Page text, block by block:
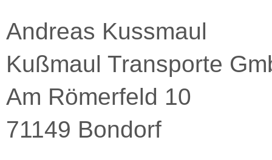
Andreas Kussmaul
Kußmaul Transporte
Am Römerfeld 10
71149 Bondorf